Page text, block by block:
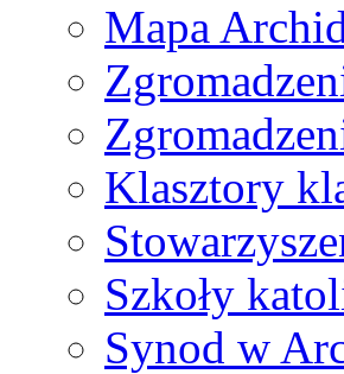
Mapa
Klasztory
Szkoły
Synod w